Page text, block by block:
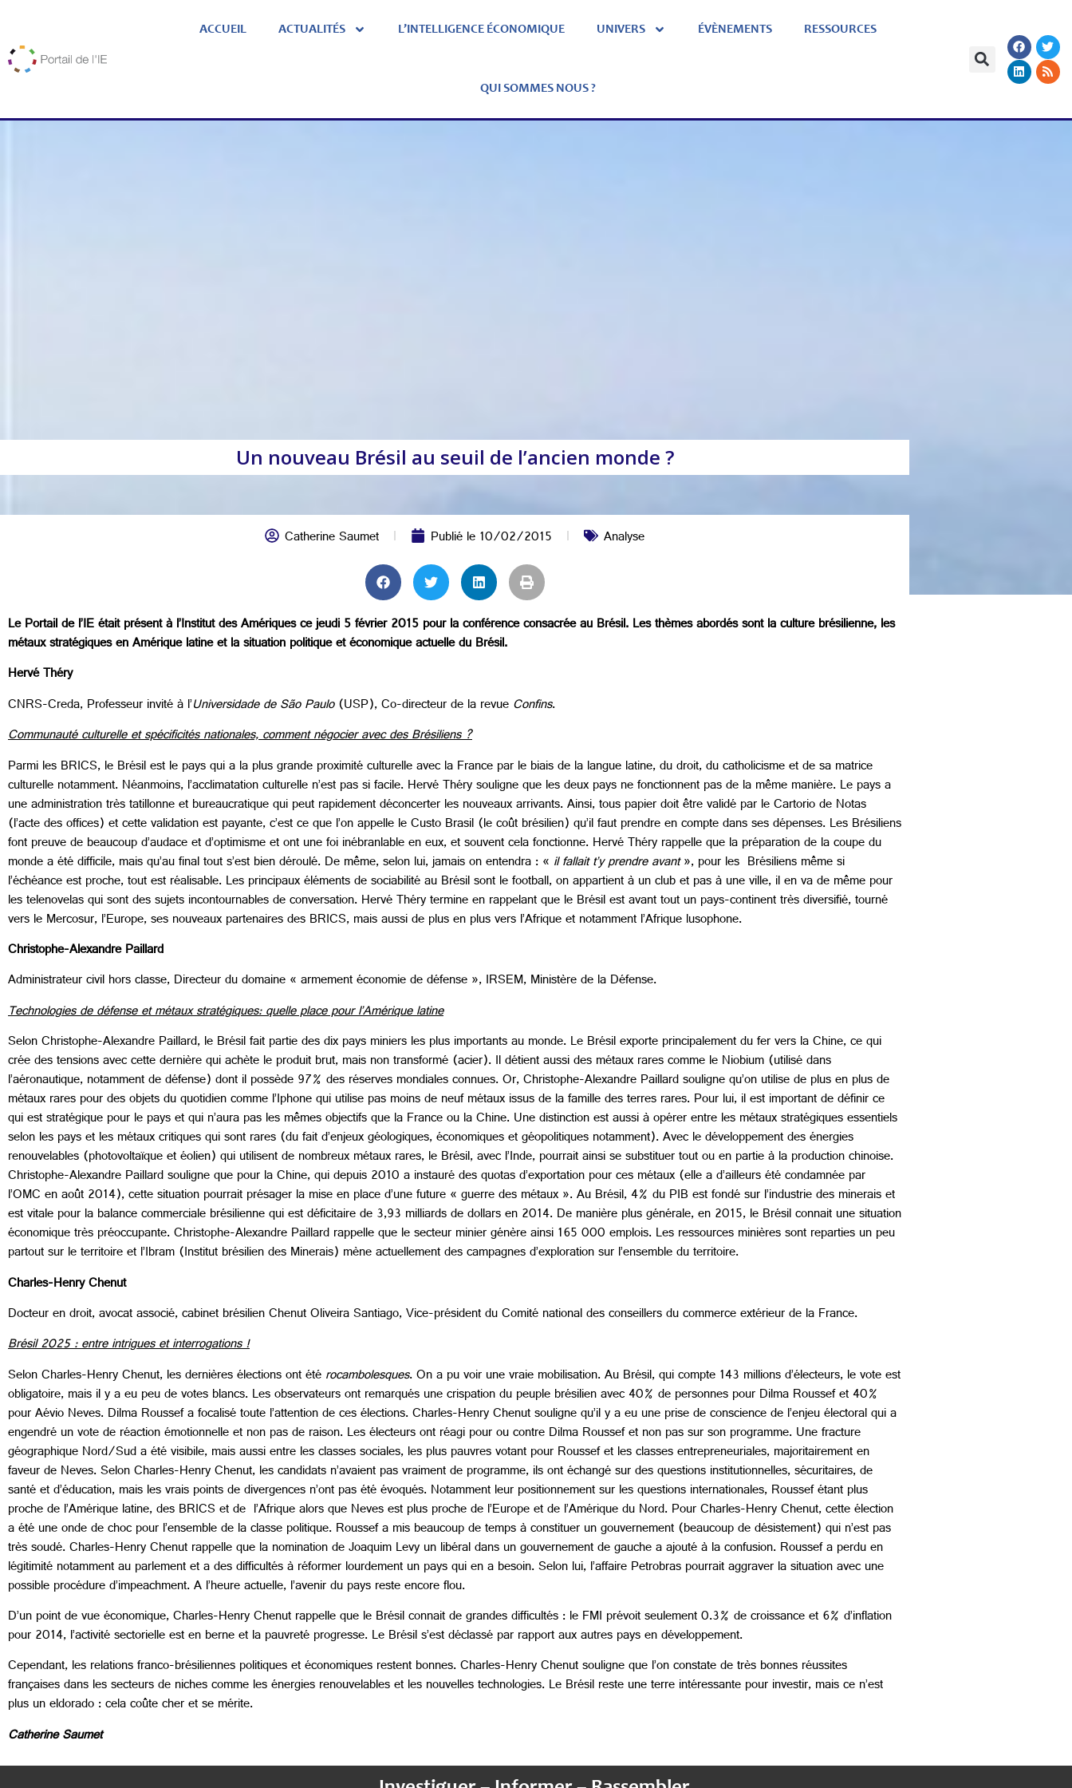
ACCUEIL ACTUALITÉS L’INTELLIGENCE ÉCONOMIQUE UNIVERS ÉVÈNEMENTS RESSOURCES
QUI SOMMES NOUS ?
Un nouveau Brésil au seuil de l’ancien monde ?
Catherine Saumet Publié le10/02/2015 Analyse
Le Portail de l’IE était présent à l’Institut des Amériques ce jeudi 5 février 2015 pour la conférence consacrée au Brésil. Les thèmes abordés sont la culture brésilienne, les
métaux stratégiques en Amérique latine et la situation politique et économique actuelle du Brésil.
Hervé Théry
CNRS-Creda, Professeur invité à l’Universidade de São Paulo(USP), Co-directeur de la revueConfins.
Communauté culturelle et spécificités nationales,comment négocier avec des Brésiliens ?
Parmi les BRICS, le Brésil est le pays qui a la plus grande proximité culturelle avec la France par le biais de la langue latine, du droit, du catholicisme et de sa matrice
culturelle notamment. Néanmoins, l’acclimatation culturelle n’est pas si facile. Hervé Théry souligne que les deux pays ne fonctionnent pas de la même manière. Le pays a
une administration très tatillonne et bureaucratique qui peut rapidement déconcerter les nouveaux arrivants. Ainsi, tous papier doit être validé par le Cartorio de Notas
(l’acte des offices) et cette validation est payante, c’est ce que l’on appelle le Custo Brasil (le coût brésilien) qu’il faut prendre en compte dans ses dépenses. Les Brésiliens
font preuve de beaucoup d’audace et d’optimisme et ont une foi inébranlable en eux, et souvent cela fonctionne. Hervé Théry rappelle que la préparation de la coupe du
monde a été difficile, mais qu’au final tout s’est bien déroulé. De même, selon lui, jamais on entendra : « il fallait t’y prendre avant», pour les Brésiliens même si
l’échéance est proche, tout est réalisable. Les principaux éléments de sociabilité au Brésil sont le football, on appartient à un club et pas à une ville, il en va de même pour
les telenovelas qui sont des sujets incontournables de conversation. Hervé Théry termine en rappelant que le Brésil est avant tout un pays-continent très diversifié, tourné
vers le Mercosur, l’Europe, ses nouveaux partenaires des BRICS, mais aussi de plus en plus vers l’Afrique et notamment l’Afrique lusophone.
Christophe-Alexandre Paillard
Administrateur civil hors classe, Directeur du domaine « armement économie de défense », IRSEM, Ministère de la Défense.
Technologies de défense et métaux stratégiques: quelle place pour l’Amérique latine
Selon Christophe-Alexandre Paillard, le Brésil fait partie des dix pays miniers les plus importants au monde. Le Brésil exporte principalement du fer vers la Chine, ce qui
crée des tensions avec cette dernière qui achète le produit brut, mais non transformé (acier). Il détient aussi des métaux rares comme le Niobium (utilisé dans
l’aéronautique, notamment de défense) dont il possède 97% des réserves mondiales connues. Or, Christophe-Alexandre Paillard souligne qu’on utilise de plus en plus de
métaux rares pour des objets du quotidien comme l’Iphone qui utilise pas moins de neuf métaux issus de la famille des terres rares. Pour lui, il est important de définir ce
qui est stratégique pour le pays et qui n’aura pas les mêmes objectifs que la France ou la Chine. Une distinction est aussi à opérer entre les métaux stratégiques essentiels
selon les pays et les métaux critiques qui sont rares (du fait d’enjeux géologiques, économiques et géopolitiques notamment). Avec le développement des énergies
renouvelables (photovoltaïque et éolien) qui utilisent de nombreux métaux rares, le Brésil, avec l’Inde, pourrait ainsi se substituer tout ou en partie à la production chinoise.
Christophe-Alexandre Paillard souligne que pour la Chine, qui depuis 2010 a instauré des quotas d’exportation pour ces métaux (elle a d’ailleurs été condamnée par
l’OMC en août 2014), cette situation pourrait présager la mise en place d’une future « guerre des métaux ». Au Brésil, 4% du PIB est fondé sur l’industrie des minerais et
est vitale pour la balance commerciale brésilienne qui est déficitaire de 3,93 milliards de dollars en 2014. De manière plus générale, en 2015, le Brésil connait une situation
économique très préoccupante. Christophe-Alexandre Paillard rappelle que le secteur minier génère ainsi 165 000 emplois. Les ressources minières sont reparties un peu
partout sur le territoire et l’Ibram (Institut brésilien des Minerais) mène actuellement des campagnes d’exploration sur l’ensemble du territoire.
Charles-Henry Chenut
Docteur en droit, avocat associé, cabinet brésilien Chenut Oliveira Santiago, Vice-président du Comité national des conseillers du commerce extérieur de la France.
Brésil 2025 : entre intrigues et interrogations !
Selon Charles-Henry Chenut, les dernières élections ont étérocambolesques. On a pu voir une vraie mobilisation. Au Brésil, qui compte 143 millions d’électeurs, le vote est
obligatoire,mais il y a eu peu de votes blancs. Les observateurs ont remarqués une crispation du peuple brésilien avec 40% de personnes pour Dilma Roussef et 40%
pour Aévio Neves. Dilma Roussef a focalisé toute l’attention de ces élections. Charles-Henry Chenut souligne qu’il y a eu une prise de conscience de l’enjeu électoral qui a
engendré un vote de réaction émotionnelle et non pas de raison. Les électeurs ont réagi pour ou contre Dilma Roussef et non pas sur son programme. Une fracture
géographique Nord/Sud a été visibile, mais aussi entre les classes sociales, les plus pauvres votant pour Roussef et les classes entrepreneuriales, majoritairement en
faveur de Neves. Selon Charles-Henry Chenut, les candidats n’avaient pas vraiment de programme, ils ont échangé sur des questions institutionnelles, sécuritaires, de
santé et d’éducation, mais les vrais points de divergences n’ont pas été évoqués. Notamment leur positionnement sur les questions internationales, Roussef étant plus
proche de l’Amérique latine, des BRICS et de l’Afrique alors que Neves est plus proche de l’Europe et de l’Amérique du Nord. Pour Charles-Henry Chenut, cette élection
a été une onde de choc pour l’ensemble de la classe politique. Roussef a mis beaucoup de temps à constituer un gouvernement (beaucoup de désistement) qui n’est pas
très soudé. Charles-Henry Chenut rappelle que la nomination de Joaquim Levy un libéral dans un gouvernement de gauche a ajouté à la confusion. Roussef a perdu en
légitimité notamment au parlement et a des difficultés à réformer lourdement un pays qui en a besoin. Selon lui, l’affaire Petrobras pourrait aggraver la situation avec une
possible procédure d’impeachment. A l’heure actuelle, l’avenir du pays reste encore flou.
D’un point de vue économique, Charles-Henry Chenut rappelle que le Brésil connait de grandes difficultés : le FMI prévoit seulement 0.3% de croissance et 6% d’inflation
pour 2014, l’activité sectorielle est en berne et la pauvreté progresse. Le Brésil s’est déclassé par rapport aux autres pays en développement.
Cependant, les relations franco-brésiliennes politiques et économiques restent bonnes. Charles-Henry Chenut souligne que l’on constate de très bonnes réussites
françaises dans les secteurs de niches comme les énergies renouvelables et les nouvelles technologies. Le Brésil reste une terre intéressante pour investir, mais ce n’est
plus un eldorado : cela coûte cher et se mérite.
Catherine Saumet